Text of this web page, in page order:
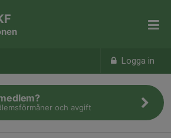
Logga in
och avgift